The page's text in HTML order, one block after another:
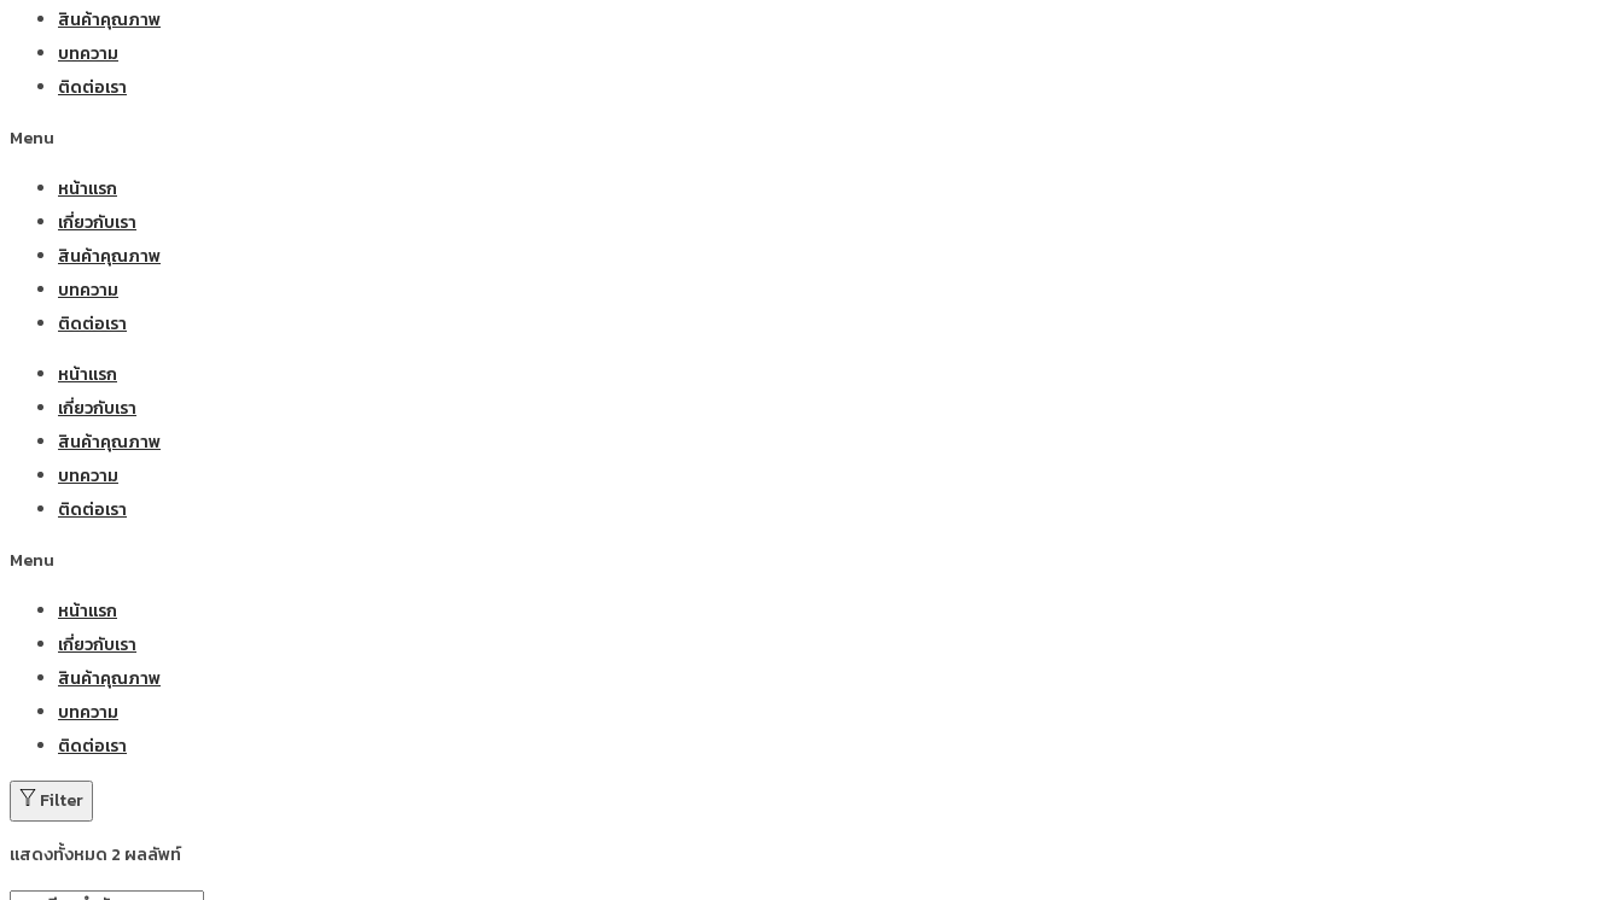
สินค้าคุณภาพ
บทความ
ติดต่อเรา
Menu
หน้าแรก
เกี่ยวกับเรา
สินค้าคุณภาพ
บทความ
ติดต่อเรา
หน้าแรก
เกี่ยวกับเรา
สินค้าคุณภาพ
บทความ
ติดต่อเรา
Menu
หน้าแรก
เกี่ยวกับเรา
สินค้าคุณภาพ
บทความ
ติดต่อเรา
Filter
แสดงทั้งหมด 2 ผลลัพท์